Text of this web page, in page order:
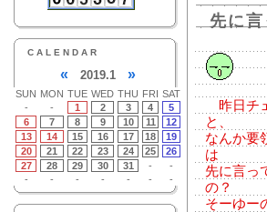
CALENDAR
« 2019.1 »
SUN MON TUE WED THU FRI SAT
-
- 1 2 3 4
5
6
7 8 9 10 11
12
13
14 15 16 17 18
19
20
21 22 23 24 25
26
27
28 29 30 31 -
-
-
- - - - - -
先に
昨日チ
と、
なんか要
は
先に言っ
の？
そーゆー